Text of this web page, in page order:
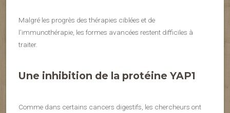
Malgré les progrès des thérapies ciblées et de
l’immunothérapie, les formes avancées restent difficiles à
traiter.
Une inhibition de la protéine YAP1
Comme dans certains cancers digestifs, les chercheurs ont